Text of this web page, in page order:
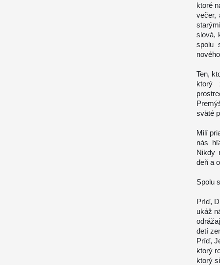
ktoré
večer,
slová,
spolu
Ten,
ktorý
sväté
Milí
nás
Nikdy
deň a
Spolu
Príď,
ukáž
detí
Príď,
ktorý
ktorý